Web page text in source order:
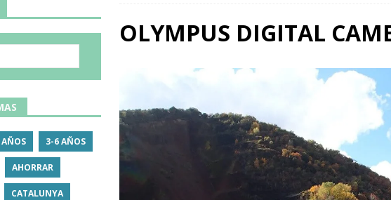
OLYMPUS DIGITAL
AÑOS 3-6 AÑOS
AHORRAR
CATALUNYA